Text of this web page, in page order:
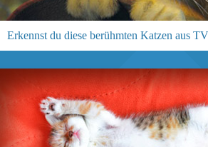
Erkennst du diese berühmten Katzen aus